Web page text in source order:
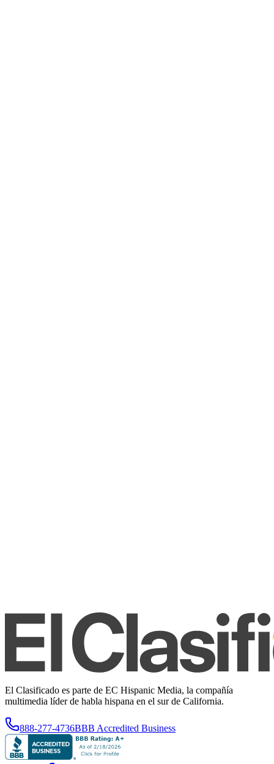
El Clasificado es parte de EC Hispanic Media, la compañía
multimedia líder de habla hispana en el sur de California.
888-277-4736BBB Accredited Business